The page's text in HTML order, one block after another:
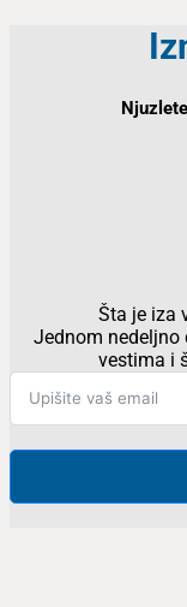
Šta je iza
Jednom nedeljno
vestima i